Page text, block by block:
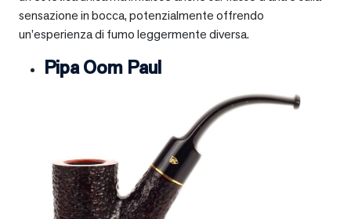
sensazione in bocca, potenzialmente offrendo
un’esperienza di fumo leggermente diversa.
Pipa Oom Paul